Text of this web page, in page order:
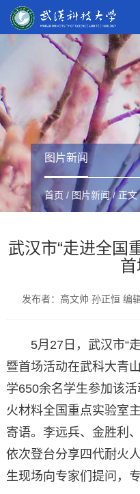
图片新闻
首页 / 图片新闻/ 正文
武汉市“走进全国
发布者：高文帅 孙正恒 编
5月27日，武汉市“
暨首场活动在武科大青
学650余名学生参加该
火材料全国重点实验室
寄语。李远兵、金胜利
依次登台分享四代耐火
生现场向专家们提问，